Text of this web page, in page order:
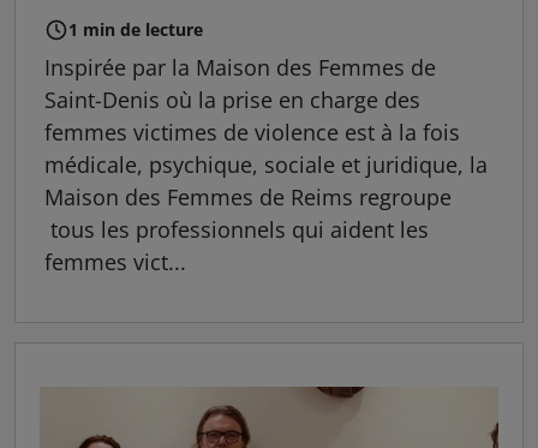
1 min de lecture
Inspirée par la Maison des Femmes de
Saint-Denis où la prise en charge des
femmes victimes de violence est à la fois
médicale, psychique, sociale et juridique, la
Maison des Femmes de Reims regroupe
tous les professionnels qui aident les
femmes vict...